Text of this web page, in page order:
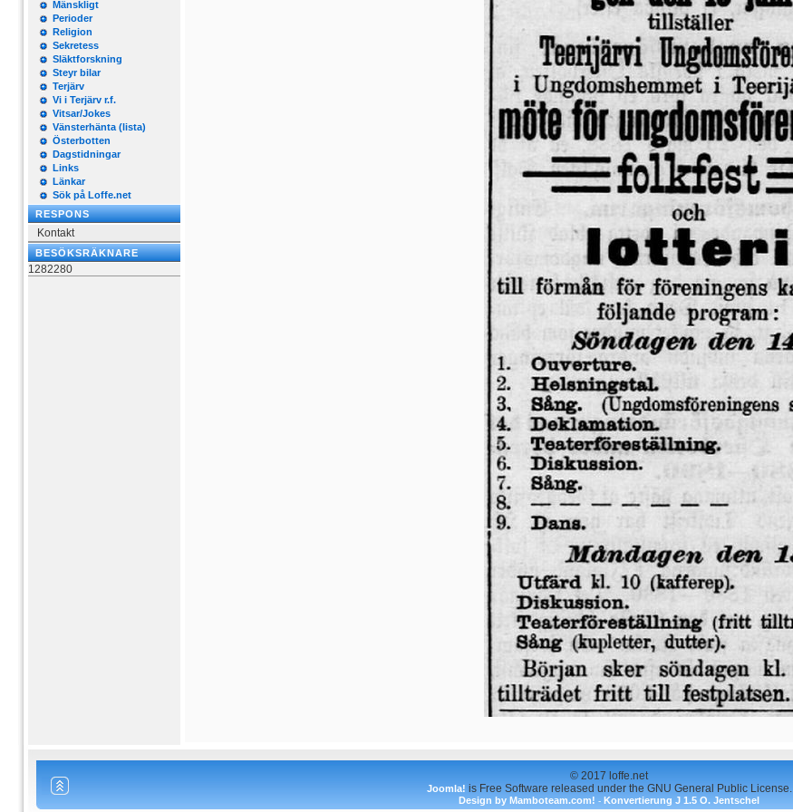
Mänskligt
Perioder
Religion
Sekretess
Släktforskning
Steyr bilar
Terjärv
Vi i Terjärv r.f.
Vitsar/Jokes
Vänsterhänta (lista)
Österbotten
Dagstidningar
Links
Länkar
Sök på Loffe.net
RESPONS
Kontakt
BESÖKSRÄKNARE
1282280
© 2017 loffe.net
Joomla! is Free Software released under the GNU General Public License.
Design by Mamboteam.com! - Konvertierung J 1.5 O. Jentschel